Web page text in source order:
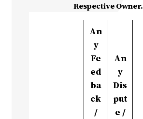
Respective Owner.
An
y
Fe
ed
ba
ck
/
An
y
Dis
put
e /